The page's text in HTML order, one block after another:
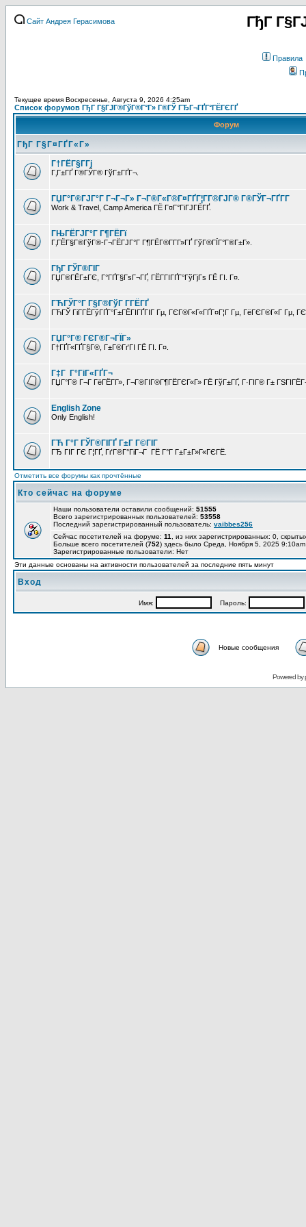
Сайт Андрея Герасимова ГђГ
Правила
Текущее время Воскресенье, Августа 9, 2026 4:25am
Список форумов ГђГ Г§ГЈГ®ГўГ®Г°Г» Г®ГЎ ГЂГ¬ГҐГ°ГЁГЄГҐ
Форум
ГђГ Г§Г¤ГҐГ«Г»
Г†ГЁГ§Г­Гј
Г‚Г±ГҐ Г®ГЎГ® ГўГ±ГҐГ¬.
ГЏГ°Г®ГЈГ°Г Г¬Г¬Г» Г¬Г®Г«Г®Г¤ГҐГ¦Г­Г®ГЈГ® Г®ГЎГ¬ГҐГ­Г
Work & Travel, Camp America ГЁ Г¤Г°ГіГЈГЁГҐ.
ГЊГЁГЈГ°Г Г¶ГЁГї
Г‚ГЁГ§Г®ГўГ®-Г¬ГЁГЈГ°Г Г¶ГЁГ®Г­Г­Г»ГҐ ГўГ®ГЇГ°Г®Г±Г».
ГђГ ГЎГ®ГІГ
ГЏГ®ГЁГ±ГЄ, Г°ГҐГ§ГѕГ¬ГҐ, ГЁГ­ГІГҐГ°ГўГјГѕ ГЁ ГІ. Г¤.
ГЋГЎГ°Г Г§Г®ГўГ Г­ГЁГҐ
ГЋГЎ ГіГ­ГЁГўГҐГ°Г±ГЁГІГҐГІГ Гµ, ГЄГ®Г«Г«ГҐГ¤Г¦Г Гµ, ГёГЄГ®Г«Г Гµ,
ГЏГ°Г® ГЄГ®Г¬ГЇГ»
Г†ГҐГ«ГҐГ§Г®, Г±Г®ГґГІ ГЁ ГІ. Г¤.
Г‡Г Г°ГіГ«ГҐГ¬
ГЏГ°Г® Г¬Г ГёГЁГ­Г», Г¬Г®ГІГ®Г¶ГЁГЄГ«Г» ГЁ ГўГ±ГҐ, Г·ГІГ® Г±
English Zone
Only English!
ГЋ Г°Г ГЎГ®ГІГҐ Г±Г Г©ГІГ
ГЂ ГІГ ГЄ Г¦ГҐ, ГґГ®Г°ГіГ¬Г ГЁ Г°Г Г±Г±Г»Г«ГЄГЁ.
Отметить все форумы как прочтённые
Кто сейчас на форуме
Наши пользователи оставили сообщений: 51555
Всего зарегистрированных пользователей: 53558
Последний зарегистрированный пользователь: vaibbes256
Сейчас посетителей на форуме: 11
, из них зарегистрированных: 0,
Больше всего посетителей (752) здесь было Среда, Ноября 5, 2025 9:10am
Зарегистрированные пользователи: Нет
Эти данные основаны на активности пользователей за последние пять минут
Вход
Имя: Пароль:
Новые сообщения
Powered by